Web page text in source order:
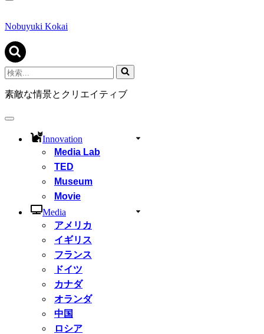
ナ
ゲ
シ
ョ
ン
メ
ニ
ュ
Nobuyuki Kokai
検
索...
素敵な情景とクリエイティブ
ナ
Innovation
Media Lab
TED
Museum
Movie
Media
アメリカ
イギリス
フランス
ドイツ
カナダ
オランダ
中国
ロシア